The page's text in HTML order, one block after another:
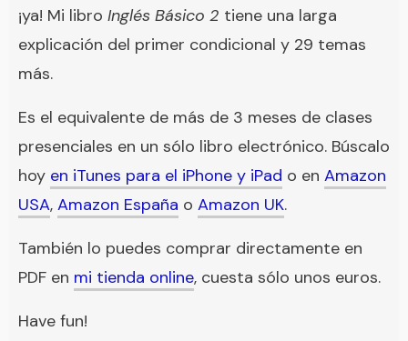
¡ya! Mi libro Inglés Básico 2 tiene una larga
explicación del primer condicional y 29 temas
más.
Es el equivalente de más de 3 meses de clases
presenciales en un sólo libro electrónico. Búscalo
hoy en iTunes para el iPhone y iPad o en Amazon
USA, Amazon España o Amazon UK.
También lo puedes comprar directamente en
PDF en mi tienda online, cuesta sólo unos euros.
Have fun!